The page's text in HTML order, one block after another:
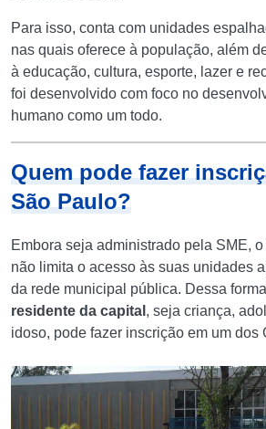
Para isso, conta com unidades
nas quais oferece à população, além
à educação, cultura, esporte, lazer e
foi desenvolvido com foco no
humano como um todo.
Quem pode fazer
São Paulo?
Embora seja administrado pela SME,
não limita o acesso às suas unidades
da rede municipal pública. Dessa
residente da capital , seja criança,
idoso, pode fazer inscrição em um dos